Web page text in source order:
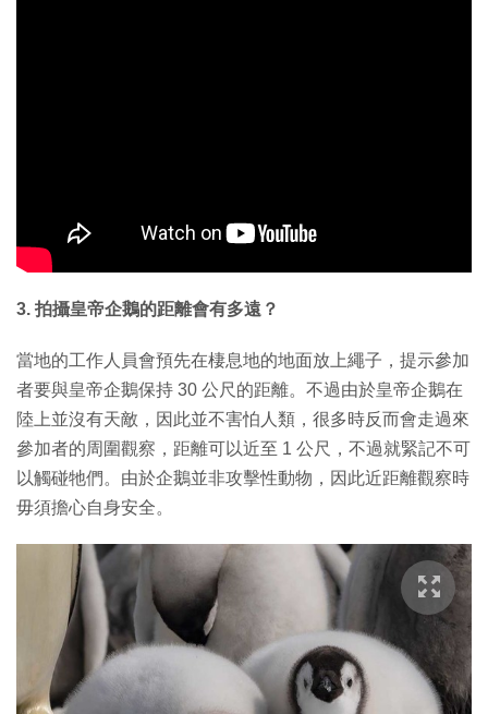
3. 拍攝皇帝企鵝的距離會有多遠？
當地的工作人員會預先在棲息地的地面放上繩子，提示參加
者要與皇帝企鵝保持 30 公尺的距離。不過由於皇帝企鵝在
陸上並沒有天敵，因此並不害怕人類，很多時反而會走過來
參加者的周圍觀察，距離可以近至 1 公尺，不過就緊記不可
以觸碰牠們。由於企鵝並非攻擊性動物，因此近距離觀察時
毋須擔心自身安全。